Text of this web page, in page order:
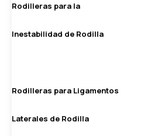
Rodilleras para la
Inestabilidad de Rodilla
Rodilleras para Ligamentos
Laterales de Rodilla